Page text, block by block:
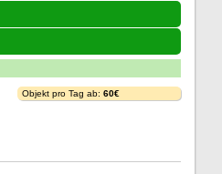
Objekt pro Tag ab: 60€